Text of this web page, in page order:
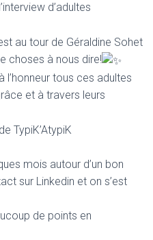
V
A
d’adultes
au tour de Géraldine Sohet
choses à nous dire!
l’honneur tous ces adultes
et à travers leurs
TypiK’AtypiK
mois autour d’un bon
sur Linkedin et on s’est
de points en